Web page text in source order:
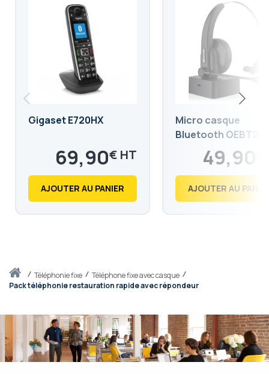
Accueiltéléphonie fixe
Téléphone fixe avec casque
Pack téléphonie restauration rapide avec répondeur
Gigaset E720HX
69,90€
83,88
AJOUTER AU PANIER
Micro casque
Bluetooth
49,90
59,88
AJOUTER AU